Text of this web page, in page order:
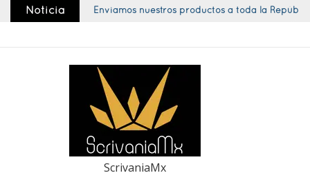
Noticia Enviamos nuestros productos a toda la
ScrivaniaMx